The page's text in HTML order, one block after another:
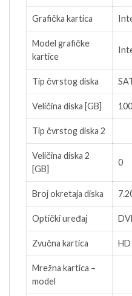
Grafička kartica
Model grafičke
kartice
Tip čvrstog diska
Veličina diska [GB]
Tip čvrstog diska 2
Veličina diska 2
[GB]
0
Broj okretaja diska
Optički uređaj
Zvučna kartica HD
Mrežna kartica –
model